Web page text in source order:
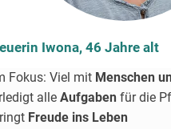
Iwona, 46 Jahre alt
Fokus: Viel mit Menschen
alle Aufgaben für die
Freude ins Leben